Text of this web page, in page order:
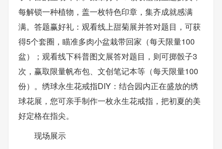
每解锁一种植物，盖一枚特色印章，集齐成就感满
满。答题赢好礼：观看线上甜菊展并答对题目，可获
得5个套圈，瞄准多肉小盆栽带回家（每天限量100
盆）；观看线下科普图文展答对题目，则可掷骰子3
次，赢取限量帆布包、文创笔记本等（每天限量100
份）。绣球永生花戒指DIY：结合园内正在盛放的绣
球花展，您可亲手制作一枚永生花戒指，把初夏的美
好定格在指尖。
现场展示